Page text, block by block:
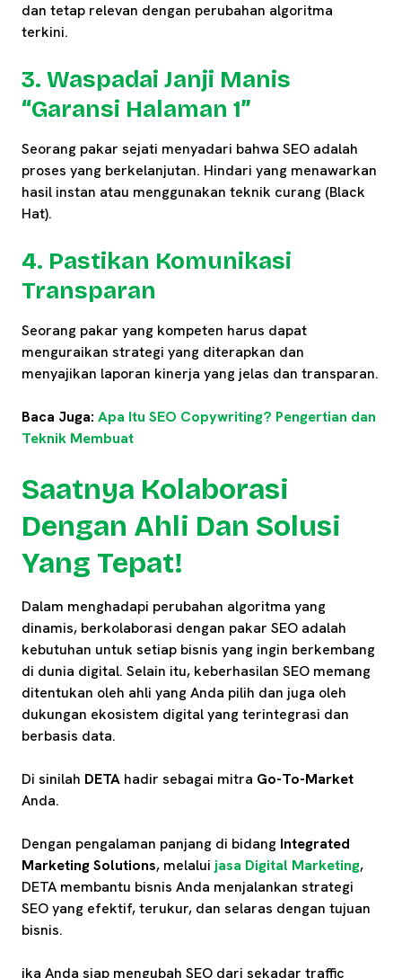
dan tetap relevan dengan perubahan algoritma
terkini.
3. Waspadai Janji Manis
“Garansi Halaman 1”
Seorang pakar sejati menyadari bahwa SEO adalah
proses yang berkelanjutan. Hindari yang menawarkan
hasil instan atau menggunakan teknik curang (Black
Hat).
4. Pastikan Komunikasi
Transparan
Seorang pakar yang kompeten harus dapat
menguraikan strategi yang diterapkan dan
menyajikan laporan kinerja yang jelas dan transparan.
Baca Juga: Apa Itu SEO Copywriting? Pengertian dan
Teknik Membuat
Saatnya Kolaborasi
Dengan Ahli Dan Solusi
Yang Tepat!
Dalam menghadapi perubahan algoritma yang
dinamis, berkolaborasi dengan pakar SEO adalah
kebutuhan untuk setiap bisnis yang ingin berkembang
di dunia digital. Selain itu, keberhasilan SEO memang
ditentukan oleh ahli yang Anda pilih dan juga oleh
dukungan ekosistem digital yang terintegrasi dan
berbasis data.
Di sinilah DETA hadir sebagai mitra Go-To-Market
Anda.
Dengan pengalaman panjang di bidang Integrated
Marketing Solutions, melalui jasa Digital Marketing,
DETA membantu bisnis Anda menjalankan strategi
SEO yang efektif, terukur, dan selaras dengan tujuan
bisnis.
ika Anda siap mengubah SEO dari sekadar traffic